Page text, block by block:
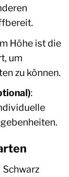
Höhe ist die
um
zu können.
:
Schwarz